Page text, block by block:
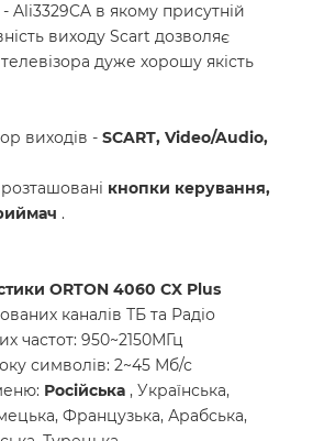
в якому присутній
виходу Scart дозволяє
дуже хорошу якість
виходів - SCART, Video/Audio,
кнопки керування,
.
ORTON 4060 CX Plus
каналів ТБ та Радіо
частот: 950~2150МГц
символів: 2~45 Мб/с
Російська , Українська,
Французька, Арабська,